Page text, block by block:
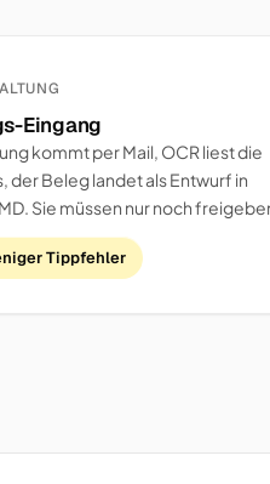
Eingang
kommt per Mail, OCR liest die
der Beleg landet als Entwurf in
Sie müssen nur noch
Tippfehler